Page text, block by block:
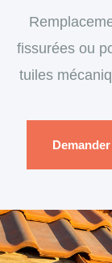
fissurées ou
tuiles